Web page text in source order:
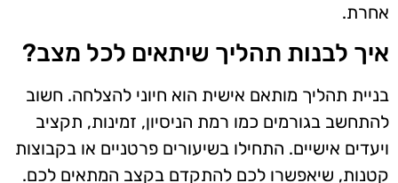
אחרת.
איך לבנות תהליך שיתאים לכל מצב?
בניית תהליך מותאם אישית הוא חיוני להצלחה. חשוב
להתחשב בגורמים כמו רמת הניסיון, זמינות, תקציב
ויעדים אישיים. התחילו בשיעורים פרטניים או בקבוצות
קטנות, שיאפשרו לכם להתקדם בקצב המתאים לכם.